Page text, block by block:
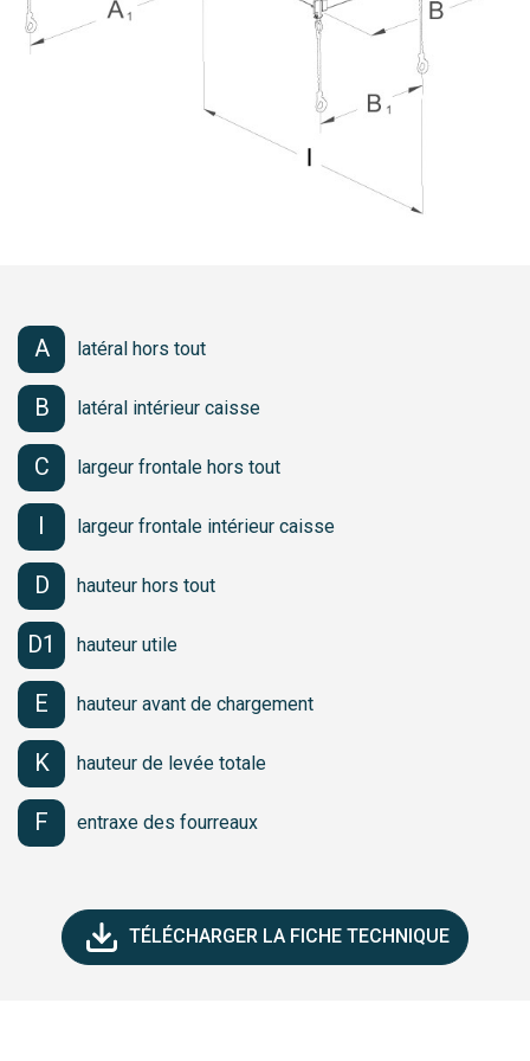
A latéral hors tout
B latéral intérieur caisse
C largeur frontale hors tout
I largeur frontale intérieur caisse
D hauteur hors tout
D1 hauteur utile
E hauteur avant de chargement
K hauteur de levée totale
F entraxe des fourreaux
TÉLÉCHARGER LA FICHE TECHNIQUE